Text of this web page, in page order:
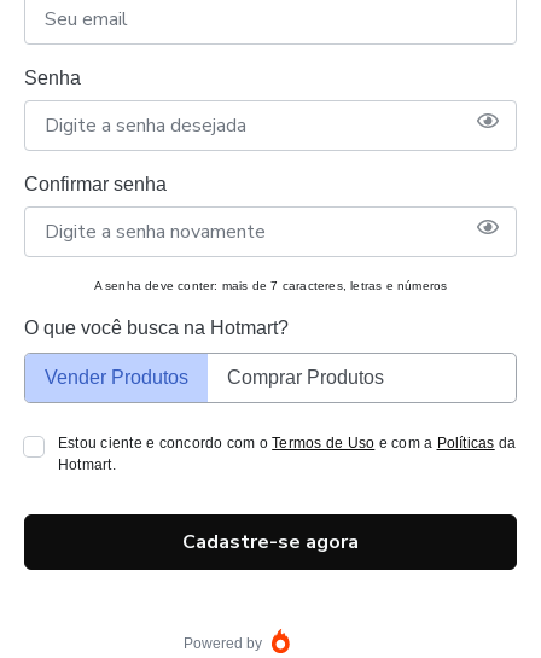
Senha
Confirmar senha
A senha deve conter: mais de 7 caracteres, letras e números
O que você busca na Hotmart?
Vender Produtos Comprar Produtos
Estou ciente e concordo com oTermos de Uso e com a Políticas da
Hotmart.
Cadastre-se agora
Powered by